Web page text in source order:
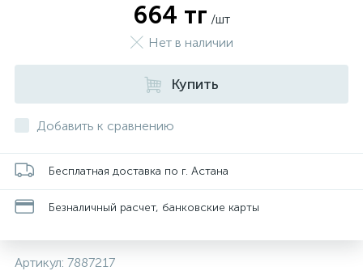
664 тг /шт
Нет в наличии
Купить
Добавить к сравнению
Бесплатная доставка по г. Астана
Безналичный расчет, банковские карты
Артикул: 7887217